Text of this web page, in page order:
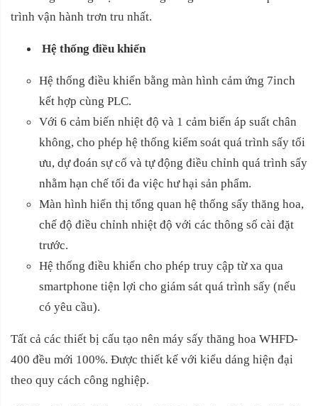
trình vận hành trơn tru nhất.
Hệ thống điều khiển
Hệ thống điều khiển bằng màn hình cảm ứng 7inch
kết hợp cùng PLC.
Với 6 cảm biến nhiệt độ và 1 cảm biến áp suất chân
không, cho phép hệ thống kiểm soát quá trình sấy tối
ưu, dự đoán sự cố và tự động điều chỉnh quá trình sấy
nhằm hạn chế tối đa việc hư hại sản phẩm.
Màn hình hiển thị tổng quan hệ thống sấy thăng hoa,
chế độ điều chỉnh nhiệt độ với các thông số cài đặt
trước.
Hệ thống điều khiển cho phép truy cập từ xa qua
smartphone tiện lợi cho giám sát quá trình sấy (nếu
có yêu cầu).
Tất cả các thiết bị cấu tạo nên máy sấy thăng hoa WHFD-
400 đều mới 100%. Được thiết kế với kiểu dáng hiện đại
theo quy cách công nghiệp.